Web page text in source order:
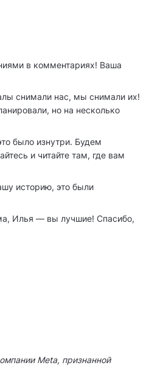
в комментариях! Ваша
снимали нас, мы снимали их!
но на несколько
было изнутри. Будем
и читайте там, где вам
историю, это были
Илья — вы лучшие! Спасибо,
Meta, признанной